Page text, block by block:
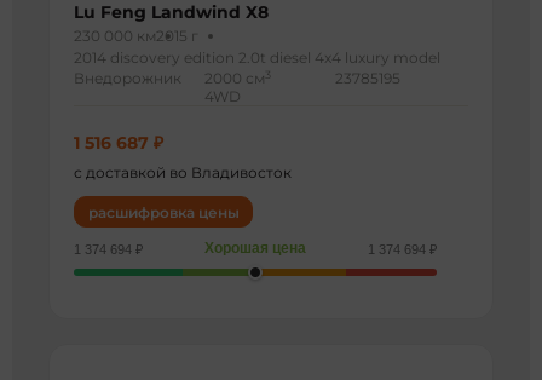
Lu Feng Landwind X8
230 000 км2015 г
2014 discovery edition 2.0t diesel 4x4 luxury model
Внедорожник
2000 см 3
4WD
23785195
1 516 687 ₽
с доставкой во Владивосток
расшифровка цены
1 374 694 ₽ Хорошая цена 1 374 694 ₽